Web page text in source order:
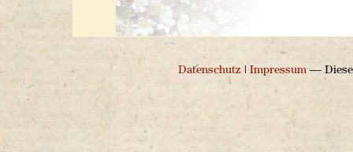
Datenschutz Impressum— Diese